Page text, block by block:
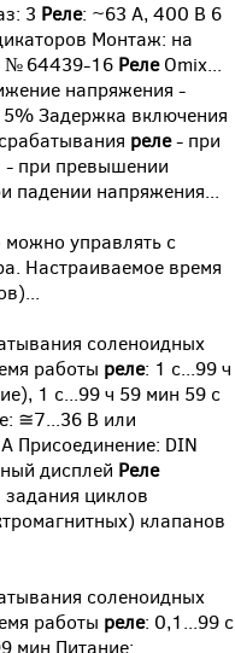
3 Реле: ~63 А, 400 В 6
Монтаж: на
№ 64439-16 РелеOmix...
напряжения -
Задержка включения
срабатывания реле- при
- при превышении
падении напряжения...
можно управлять с
Настраиваемое время
соленоидных
работы реле: 1 с...99 ч
1 с...99 ч 59 мин 59 с
≅7...36 В или
Присоединение: DIN
дисплей Реле
циклов
клапанов
соленоидных
работы реле: 0,1...99 с
мин Питание: